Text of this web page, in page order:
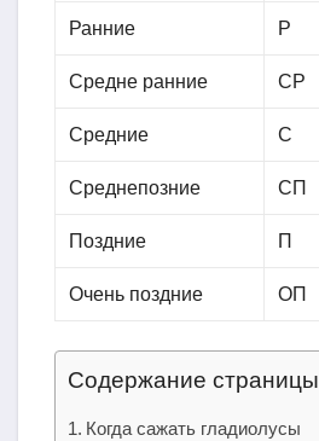
Ранние Р
Средне ранние СР
Средние С
Среднепозние СП
Поздние П
Очень поздние ОП
Содержание страницы
Когда сажать гладиолусы